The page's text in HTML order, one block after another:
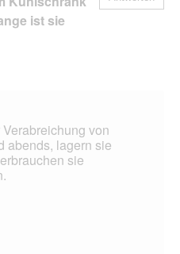
ist sie
von
abends, lagern sie
sie